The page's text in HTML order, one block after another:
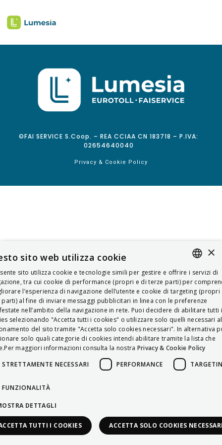
©FAI SERVICE S.Coop. – REA CCIAA CN 183718 – P.IVA:
02654640040
Privacy & Cookie Policy
ITALIAN
ENGLISH
FRENCH
HUNGARIAN
DEUTSCH
POLSKI
×
sito web utilizza cookie
sito utilizza cookie e tecnologie simili per gestire e offrire i servizi di
tra cui cookie di performance (propri e di terze parti) per
l’esperienza di navigazione dell’utente e cookie di targeting (propri
parti) al fine di inviare messaggi pubblicitari in linea con le preferenze
nell’ambito della navigazione in rete. Puoi decidere di abilitare tutti i
selezionando "Accetta tutti i cookies" o utilizzare solo quelli necessari al
del sito tramite "Accetta solo cookies necessari". In alternativa
solo quali categorie di cookies intendi abilitare tramite la lista che
maggiori informazioni consulta la nostra Privacy & Cookie Policy
STRETTAMENTE NECESSARI
PERFORMANCE
FUNZIONALITÀ
DETTAGLI
TUTTI I COOKIES ACCETTA SOLO COOKIES